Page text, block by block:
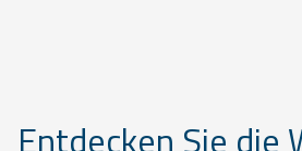
Entdecken Sie die